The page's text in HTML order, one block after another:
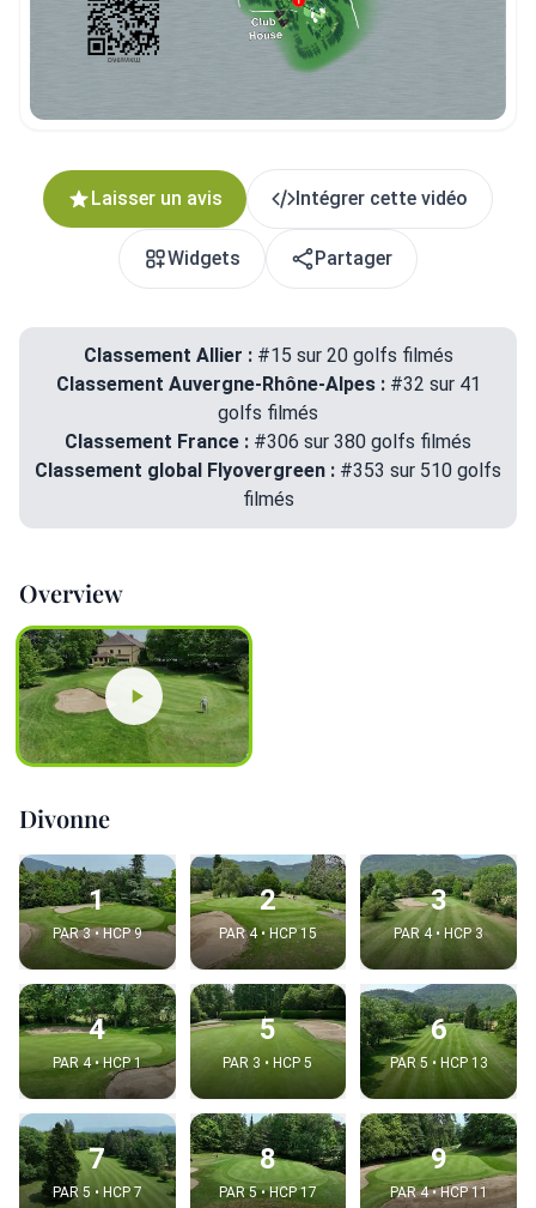
Laisser un avis Intégrer cette vidéo
Widgets Partager
Classement Allier :#15 sur 20 golfs filmés
Classement Auvergne-Rhône-Alpes : #32 sur 41
golfs filmés
Classement France : #306 sur 380 golfs filmés
Classement global Flyovergreen : #353 sur 510 golfs
filmés
Overview
Divonne
1
PAR 3 • HCP 9
2
PAR 4 • HCP 15
3
PAR 4 • HCP 3
4
PAR 4 • HCP 1
5
PAR 3 • HCP 5
6
PAR 5 • HCP 13
7
PAR 5 • HCP 7
8
PAR 5 • HCP 17
9
PAR 4 • HCP 11